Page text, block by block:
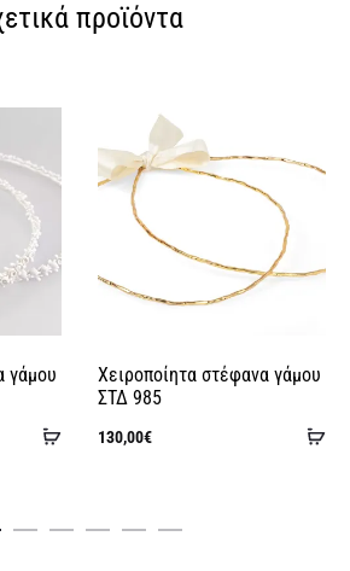
προϊόντα
Προσθήκη
γάμου
Χειροποίητα στέφανα γάμου
ΣΤΔ 985
130,00€